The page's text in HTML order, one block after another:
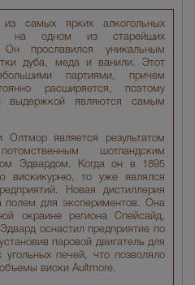
самых ярких алкогольных
на одном из старейших
прославился уникальным
дуба, меда и ванили. Этот
партиями, причем
расширяется, поэтому
выдержкой являются самым
является результатом
шотландским
Эдвардом. Когда он в 1895
вискикурню, то уже являлся
Новая дистиллерия
полем для экспериментов. Она
окраине региона Спейсайд,
оснастил предприятие по
паровой двигатель для
угольных печей, что позволяло
виски Aultmore.